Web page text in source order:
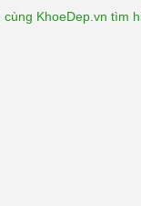
KhoeDep.vn tìm